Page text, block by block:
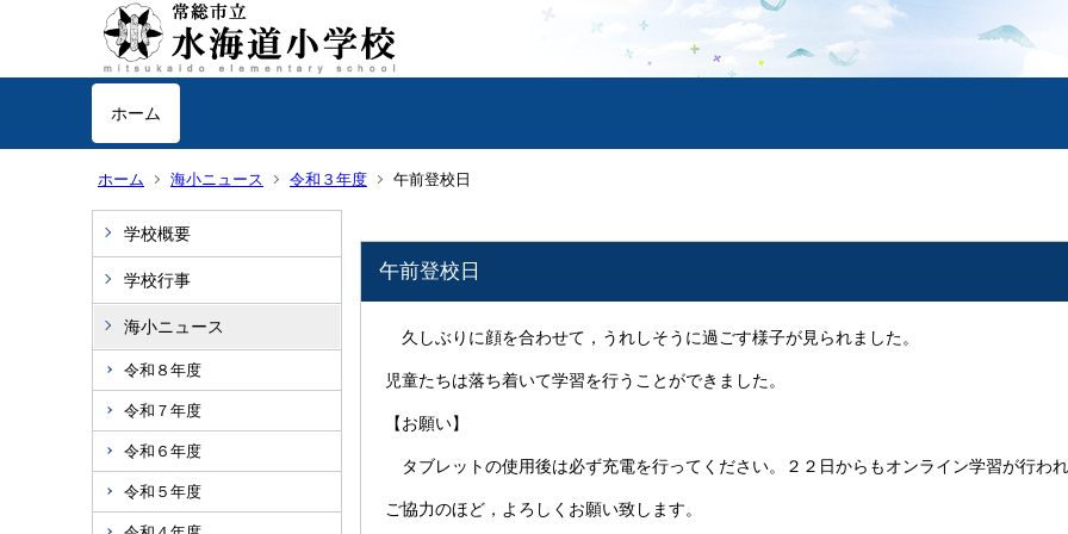
ホーム
ホーム 海小ニュース 令和３年度 午前登校日
学校概要
学校行事
海小ニュース
令和８年度
令和７年度
令和６年度
令和５年度
午前登校日
久しぶりに顔を合わせて，うれしそうに過ごす様子が見られました。
児童たちは落ち着いて学習を行うことができました。
【お願い】
タブレットの使用後は必ず充電を行ってください。２２日からもオンライン学習が行わ
ご協力のほど，よろしくお願い致します。